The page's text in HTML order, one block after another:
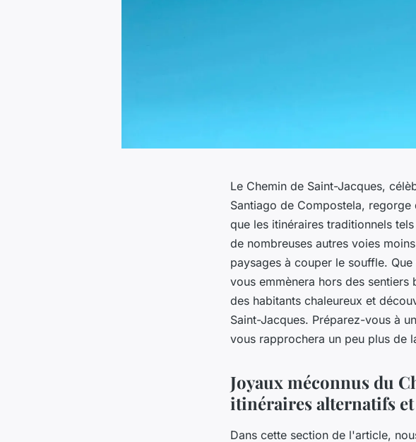
Le Chemin de Saint-Jacques,
Santiago de Compostela,
que les itinéraires traditionnels
de nombreuses autres voies
paysages à couper le souffle.
vous emmènera hors des
des habitants chaleureux et
Saint-Jacques. Préparez-vous à
vous rapprochera un peu plus de
Joyaux méconnus du
itinéraires alternatifs
Dans cette section de l'article,